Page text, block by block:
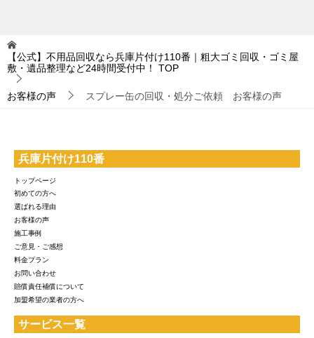
【公式】不用品回収なら兵庫片付け110番｜粗大ゴミ回収・ゴミ屋
敷・遺品整理など24時間受付中！
TOP
お客様の声 スプレー缶の回収・処分ご依頼 お客様の声
兵庫片付け110番
トップページ
初めての方へ
選ばれる理由
お客様の声
施工事例
ご意見・ご感想
料金プラン
お問い合わせ
賠償責任補償について
加盟希望の業者の方へ
サービス一覧